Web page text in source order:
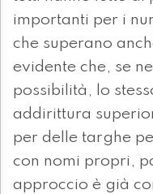
importanti per i
che superano
evidente che, se
possibilità, lo
addirittura
per delle targhe
con nomi propri,
approccio è già